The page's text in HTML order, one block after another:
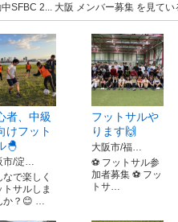
SFBC 2... 大阪 メンバー募集 を見てい
者、中級
けフット
🐣
市/淀…
なで楽しく
トサルしま
か？😊 …
フットサルや
ります🙌
大阪市/福…
⚽ フットサル参
加者募集 ⚽ フッ
トサ…